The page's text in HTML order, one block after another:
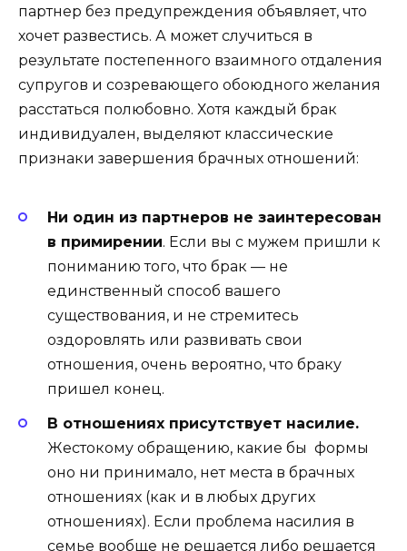
партнер без предупреждения объявляет, что
хочет развестись. А может случиться в
результате постепенного взаимного отдаления
супругов и созревающего обоюдного желания
расстаться полюбовно. Хотя каждый брак
индивидуален, выделяют классические
признаки завершения брачных отношений:
Ни один из партнеров не заинтересован
в примирении. Если вы с мужем пришли к
пониманию того, что брак — не
единственный способ вашего
существования, и не стремитесь
оздоровлять или развивать свои
отношения, очень вероятно, что браку
пришел конец.
В отношениях присутствует насилие.
Жестокому обращению, какие бы формы
оно ни принимало, нет места в брачных
отношениях (как и в любых других
отношениях). Если проблема насилия в
семье вообще не решается либо решается